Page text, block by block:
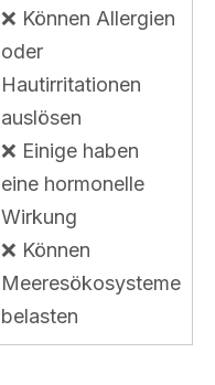
❌ Können Allergien
oder
Hautirritationen
auslösen
❌ Einige haben
eine hormonelle
Wirkung
❌ Können
Meeresökosysteme
belasten